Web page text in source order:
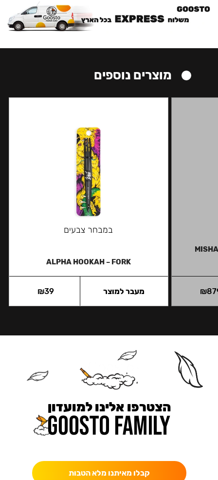
מוצרים נוספים
₪
במבחר צבעים
ALPHA HOOKAH – FORK
₪39 מעבר למוצר
הצטרפו אלינו למועדון
קבלו מאיתנו מלא הטבות